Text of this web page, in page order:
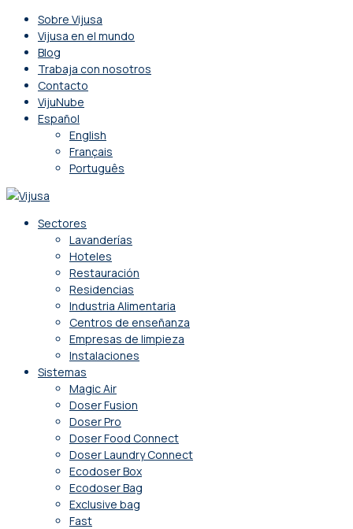
Sobre Vijusa
Vijusa en el mundo
Blog
Trabaja con nosotros
Contacto
VijuNube
Español
English
Français
Português
Sectores
Lavanderías
Hoteles
Restauración
Residencias
Industria Alimentaria
Centros de enseñanza
Empresas de limpieza
Instalaciones
Sistemas
Magic Air
Doser Fusion
Doser Pro
Doser Food Connect
Doser Laundry Connect​
Ecodoser Box
Ecodoser Bag
Exclusive bag
Fast